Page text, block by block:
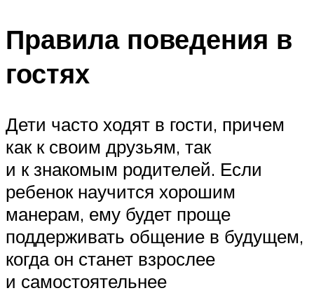
Правила поведения в
гостях
Дети часто ходят в гости, причем
как к своим друзьям, так
и к знакомым родителей. Если
ребенок научится хорошим
манерам, ему будет проще
поддерживать общение в будущем,
когда он станет взрослее
и самостоятельнее